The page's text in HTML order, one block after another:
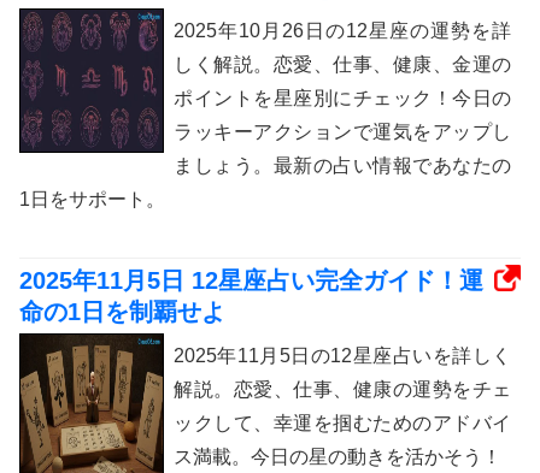
2025年10月26日の12星座の運勢を詳
しく解説。恋愛、仕事、健康、金運の
ポイントを星座別にチェック！今日の
ラッキーアクションで運気をアップし
ましょう。最新の占い情報であなたの
1日をサポート。
2025年11月5日 12星座占い完全ガイド！運
命の1日を制覇せよ
2025年11月5日の12星座占いを詳しく
解説。恋愛、仕事、健康の運勢をチェ
ックして、幸運を掴むためのアドバイ
ス満載。今日の星の動きを活かそう！